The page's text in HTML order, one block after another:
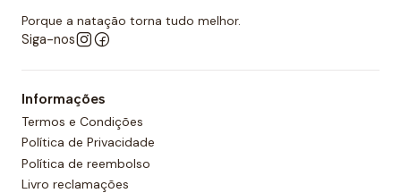
Porque a natação torna tudo melhor.
Siga-nos
Informações
Termos e Condições
Política de Privacidade
Política de reembolso
Livro reclamações